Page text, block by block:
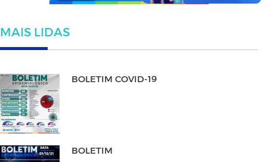
MAIS LIDAS
BOLETIM COVID-19
BOLETIM